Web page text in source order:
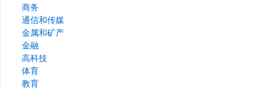
商务
通信和传媒
金属和矿产
金融
高科技
体育
教育